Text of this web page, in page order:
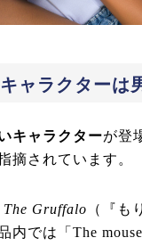
ャラクターは
キャラクターが登
摘されています。
The Gruffalo （『も
内では「The